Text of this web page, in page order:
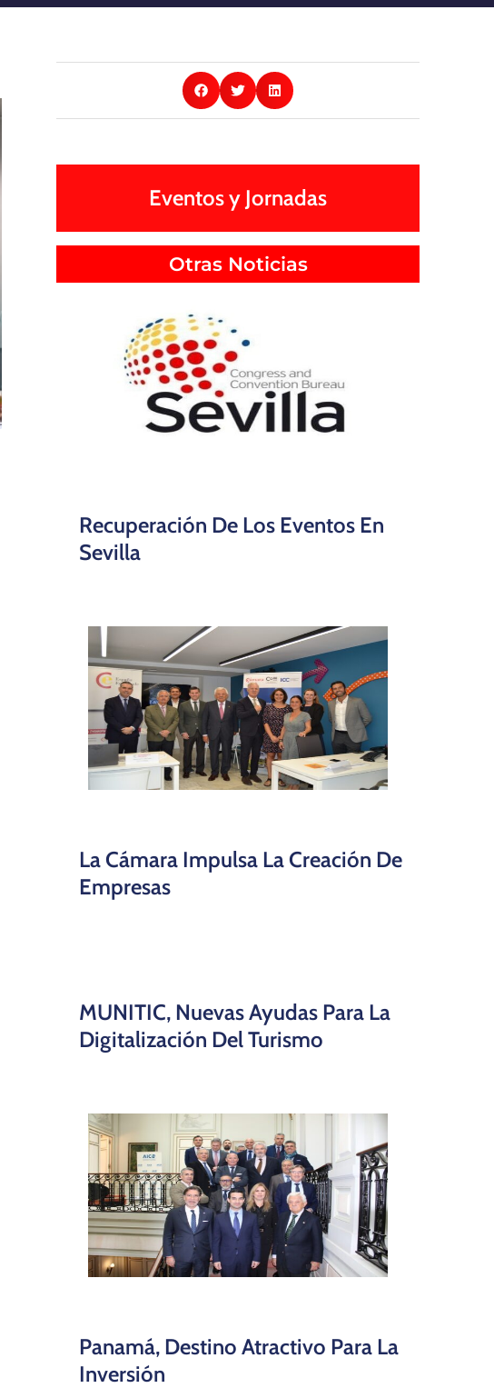
Eventos y Jornadas
Otras Noticias
Recuperación De Los Eventos En
Sevilla
La Cámara Impulsa La Creación De
Empresas
MUNITIC, Nuevas Ayudas Para La
Digitalización Del Turismo
Panamá, Destino Atractivo Para La
Inversión